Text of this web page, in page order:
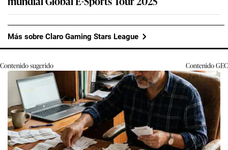
Más sobre Claro Gaming Stars League
Contenido sugerido ContenidoGEC